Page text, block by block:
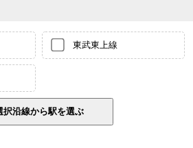
東武東上線